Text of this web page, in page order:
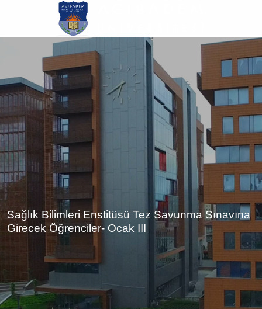
atla
Sağlık Bilimleri Enstitüsü Tez Savunma Sınavına
Girecek Öğrenciler- Ocak III